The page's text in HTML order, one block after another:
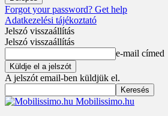
Forgot your password? Get help
Adatkezelési tájékoztató
Jelszó visszaállítás
Jelszó visszaállítás
e-mail címed
A jelszót email-ben küldjük el.
Mobilissimo.hu